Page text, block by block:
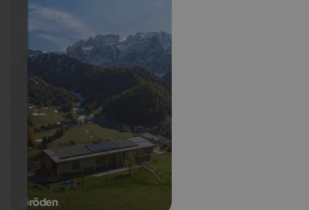
Gröden